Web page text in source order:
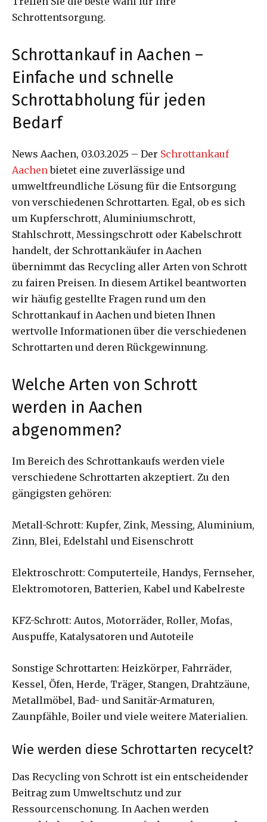
Schrottentsorgung.
Schrottankauf in Aachen –
Einfache und schnelle
Schrottabholung für jeden
Bedarf
News Aachen, 03.03.2025 – Der Schrottankauf
Aachen bietet eine zuverlässige und
umweltfreundliche Lösung für die Entsorgung
von verschiedenen Schrottarten. Egal, ob es sich
um Kupferschrott, Aluminiumschrott,
Stahlschrott, Messingschrott oder Kabelschrott
handelt, der Schrottankäufer in Aachen
übernimmt das Recycling aller Arten von Schrott
zu fairen Preisen. In diesem Artikel beantworten
wir häufig gestellte Fragen rund um den
Schrottankauf in Aachen und bieten Ihnen
wertvolle Informationen über die verschiedenen
Schrottarten und deren Rückgewinnung.
Welche Arten von Schrott
werden in Aachen
abgenommen?
Im Bereich des Schrottankaufs werden viele
verschiedene Schrottarten akzeptiert. Zu den
gängigsten gehören:
Metall-Schrott: Kupfer, Zink, Messing, Aluminium,
Zinn, Blei, Edelstahl und Eisenschrott
Elektroschrott: Computerteile, Handys, Fernseher,
Elektromotoren, Batterien, Kabel und Kabelreste
KFZ-Schrott: Autos, Motorräder, Roller, Mofas,
Auspuffe, Katalysatoren und Autoteile
Sonstige Schrottarten: Heizkörper, Fahrräder,
Kessel, Öfen, Herde, Träger, Stangen, Drahtzäune,
Metallmöbel, Bad- und Sanitär-Armaturen,
Zaunpfähle, Boiler und viele weitere Materialien.
Wie werden diese Schrottarten recycelt?
Das Recycling von Schrott ist ein entscheidender
Beitrag zum Umweltschutz und zur
Ressourcenschonung. In Aachen werden